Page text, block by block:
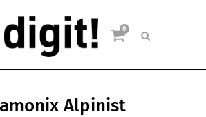
0
Alpinist